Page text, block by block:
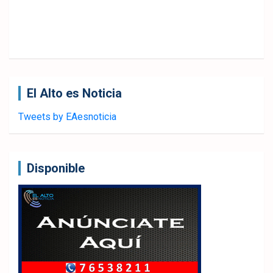
El Alto es Noticia
Tweets by EAesnoticia
Disponible